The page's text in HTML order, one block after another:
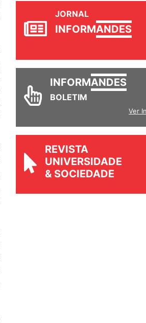
JORNAL
INFORMANDES
INFORMANDES
BOLETIM
Ver
REVISTA
UNIVERSIDADE
& SOCIEDADE